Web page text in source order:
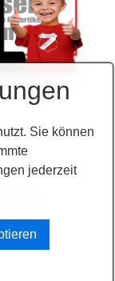
Sie können
jederzeit